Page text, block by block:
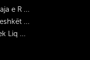
e R ...
...
Liq ...